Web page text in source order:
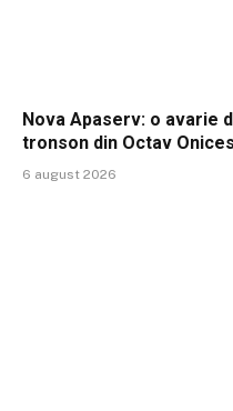
Nova Apaserv: o avarie
tronson din Octav
6 august 2026